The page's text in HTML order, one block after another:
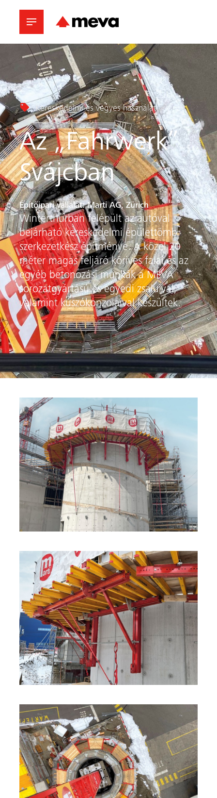
ide
Kereskedelmi és vegyes használat
Az „Fahrwerk”
Svájcban
Építőipari vállalat: Marti AG, Zürich
Winterthurban felépült az autóval
bejárható kereskedelmi épülettömb
szerkezetkész építménye. A közel 20
méter magas feljáró köríves falai és az
egyéb betonozási munkák a MEVA
sorozatgyártású és egyedi zsaluival,
valamint kúszókonzolaival készültek.